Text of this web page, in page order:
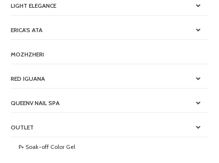
LIGHT ELEGANCE
ERICA'S ATA
MOZHZHERI
RED IGUANA
QUEENV NAIL SPA
OUTLET
P+ Soak-off Color Gel